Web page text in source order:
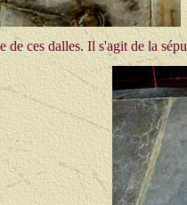
ces dalles. Il s'agit de la